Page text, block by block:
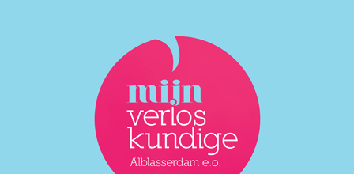
Voeding voor de baby
Wennen aan de baby
Baby en huisdieren
Cursus kinder EHBO
Vaders
Miskraam
Over ons
Over ons